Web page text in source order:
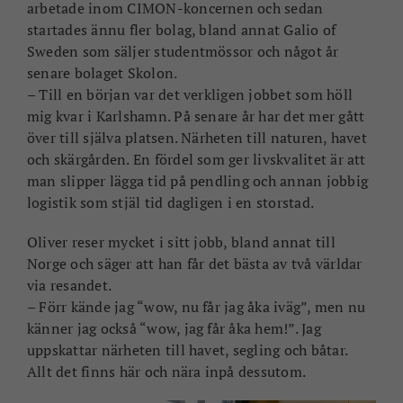
arbetade inom CIMON-koncernen och sedan
startades ännu fler bolag, bland annat Galio of
Sweden som säljer studentmössor och något år
senare bolaget Skolon.
– Till en början var det verkligen jobbet som höll
mig kvar i Karlshamn. På senare år har det mer gått
över till själva platsen. Närheten till naturen, havet
och skärgården. En fördel som ger livskvalitet är att
man slipper lägga tid på pendling och annan jobbig
logistik som stjäl tid dagligen i en storstad.
Oliver reser mycket i sitt jobb, bland annat till
Norge och säger att han får det bästa av två världar
via resandet.
– Förr kände jag “wow, nu får jag åka iväg”, men nu
känner jag också “wow, jag får åka hem!”. Jag
uppskattar närheten till havet, segling och båtar.
Allt det finns här och nära inpå dessutom.